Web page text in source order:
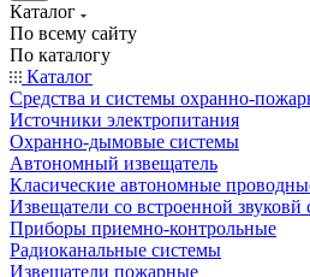
Каталог
По всему сайту
По каталогу
Каталог
Средства и системы охранно-
Источники электропитания
Охранно-дымовые системы
Автономный извещатель
Класические автономные
Извещатели со встроенной звуковй
Приборы приемно-контрольные
Радиоканальные системы
Извещатели пожарные